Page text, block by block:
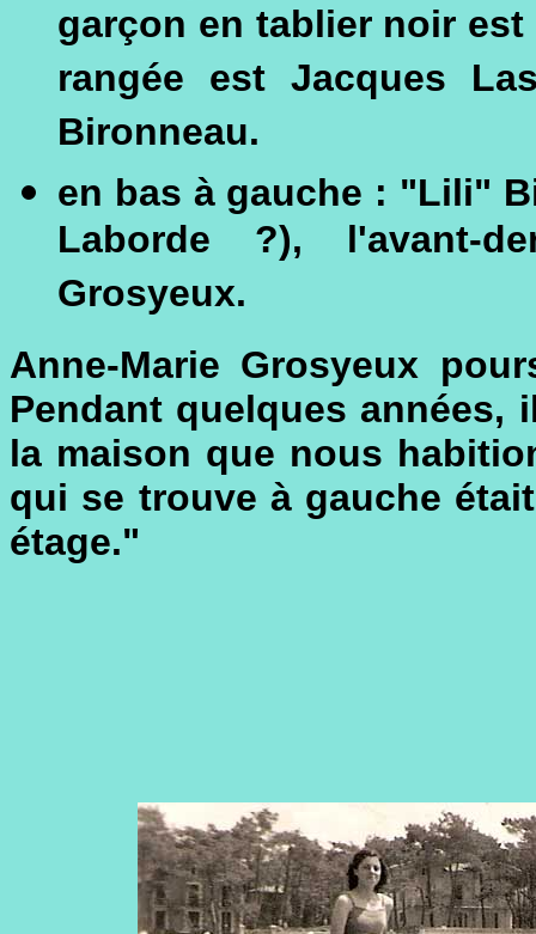
garçon en tablier noir
rangée est Jacques
Bironneau.
en bas à gauche : "Lili"
Laborde ?), l'avant-
Grosyeux.
Anne-Marie Grosyeux
Pendant quelques
la maison que nous
qui se trouve à gauche
étage."